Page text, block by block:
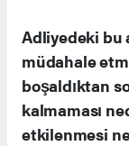
Adliyedeki bu
müdahale
boşaldıktan
kalmaması
etkilenmesi